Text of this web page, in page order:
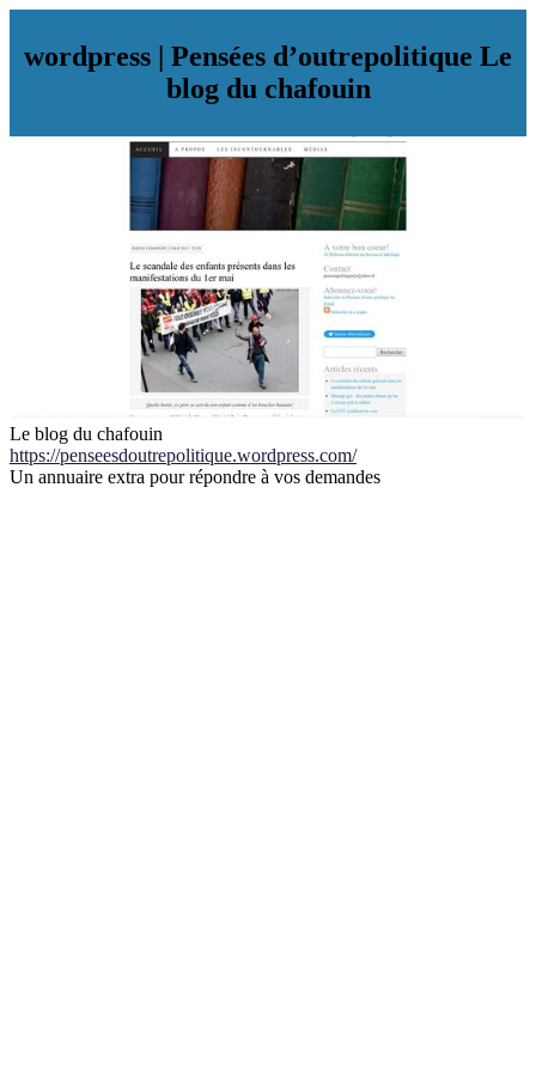
wordpress | Pensées d’outrepolitique Le
blog du chafouin
Le blog du chafouin
https://penseesdoutrepolitique.wordpress.com/
Un annuaire extra pour répondre à vos demandes